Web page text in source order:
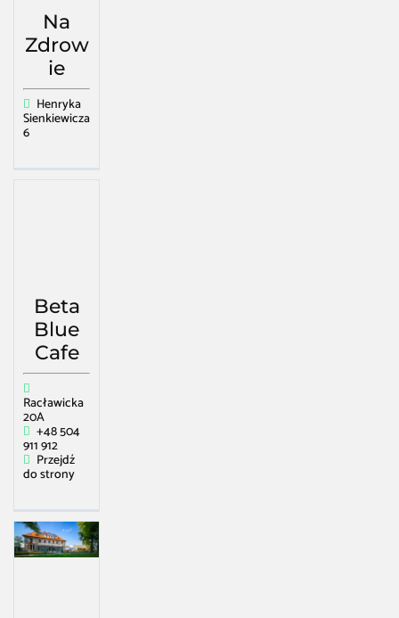
Na
Zdrow
ie
Henryka
Sienkiewicza
6
Beta
Blue
Cafe
Racławicka
20A
+48 504
911 912
Przejdź
do strony